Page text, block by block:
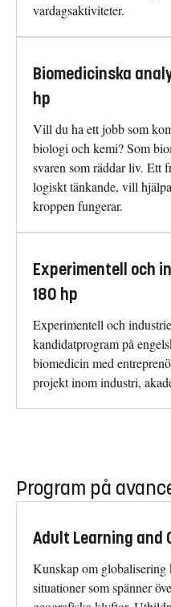
vardagsaktiviteter.
Biomedicinska
hp
Vill du ha ett jobb som
biologi och kemi? Som
svaren som räddar liv. Ett
logiskt tänkande, vill
kroppen fungerar.
Experimentell och
180 hp
Experimentell och
kandidatprogram på
biomedicin med
projekt inom industri,
Program på
Adult Learning and
Kunskap om globalisering
situationer som spänner